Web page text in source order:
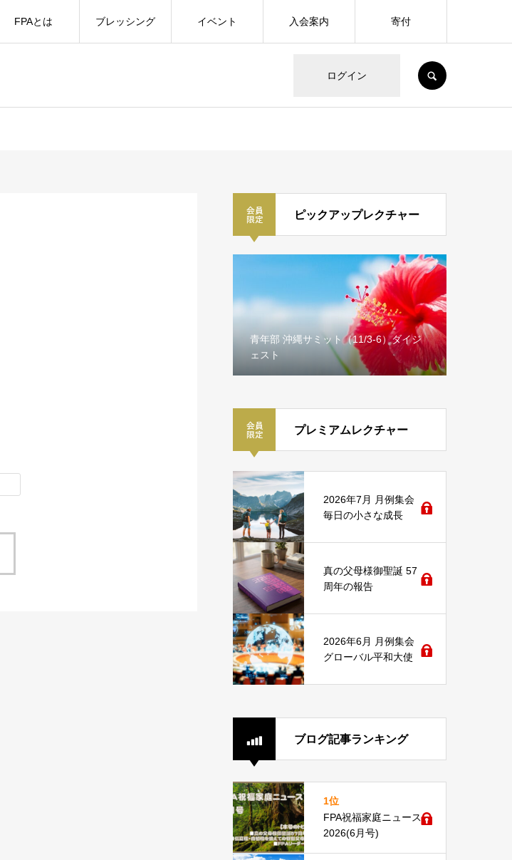
ログイン
FPAとは ブレッシング イベント 入会案内 寄付
ピックアップレクチャー
青年部 沖縄サミット（11/3-6）ダイジ
ェスト
プレミアムレクチャー
2026年7月 月例集会
毎日の小さな成長
真の父母様御聖誕 57
周年の報告
2026年6月 月例集会
グローバル平和大使
ブログ記事ランキング
1位
FPA祝福家庭ニュース
2026(6月号)